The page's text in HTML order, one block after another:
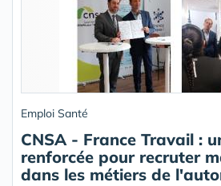
Emploi Santé
CNSA - France Travail :
renforcée pour recruter
dans les métiers de